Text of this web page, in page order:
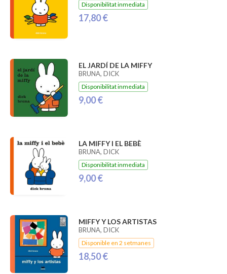
Disponibilitat inmediata
17,80 €
EL JARDÍ DE LA MIFFY
BRUNA, DICK
Disponibilitat inmediata
9,00 €
LA MIFFY I EL BEBÈ
BRUNA, DICK
Disponibilitat inmediata
9,00 €
MIFFY Y LOS ARTISTAS
BRUNA, DICK
Disponible en 2 setmanes
18,50 €